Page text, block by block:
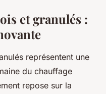
et granulés :
représentent une
du chauffage
repose sur la